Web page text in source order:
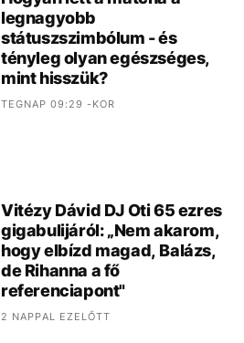
legnagyobb
státuszszimbólum - és
tényleg olyan egészséges,
mint hisszük?
TEGNAP 09:29 -KOR
Vitézy Dávid DJ Oti 65 ezres
gigabulijáról: „Nem akarom,
hogy elbízd magad, Balázs,
de Rihanna a fő
referenciapont"
2 NAPPAL EZELŐTT